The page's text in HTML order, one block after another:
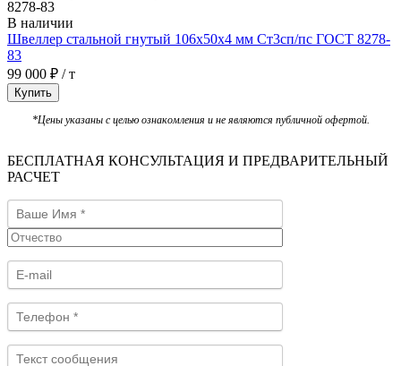
В наличии
Швеллер стальной гнутый 106х50х4 мм Ст3сп/пс ГОСТ 8278-
83
99 000 ₽ / т
Купить
*Цены указаны с целью ознакомления и не являются публичной офертой.
БЕСПЛАТНАЯ КОНСУЛЬТАЦИЯ И ПРЕДВАРИТЕЛЬНЫЙ
РАСЧЕТ